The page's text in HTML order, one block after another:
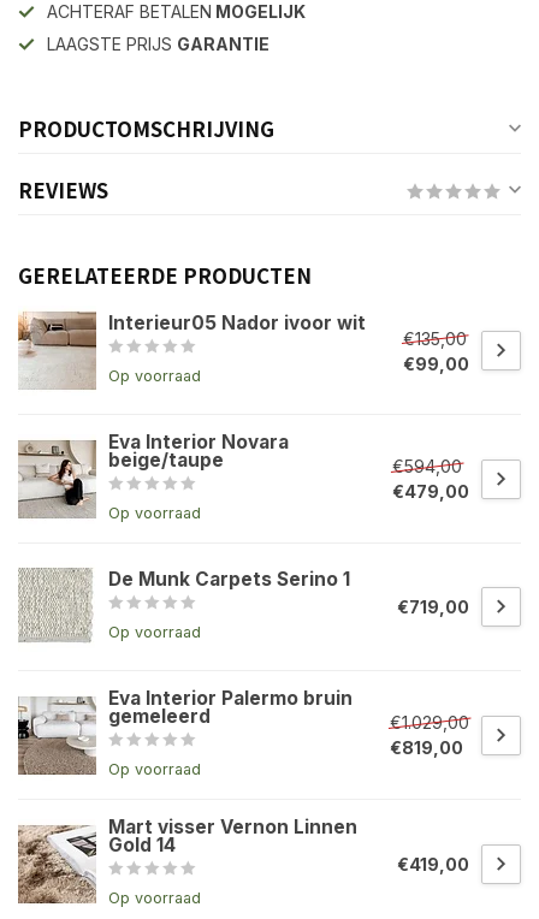
ACHTERAF BETALEN MOGELIJK
LAAGSTE PRIJS GARANTIE
PRODUCTOMSCHRIJVING
REVIEWS
GERELATEERDE PRODUCTEN
Interieur05 Nador ivoor wit
Op voorraad
€135,00
€99,00
Eva Interior Novara
beige/taupe
Op voorraad
€594,00
€479,00
De Munk Carpets Serino 1
Op voorraad
€719,00
Eva Interior Palermo bruin
gemeleerd
Op voorraad
€1.029,00
€819,00
Mart visser Vernon Linnen
Gold 14
Op voorraad
€419,00